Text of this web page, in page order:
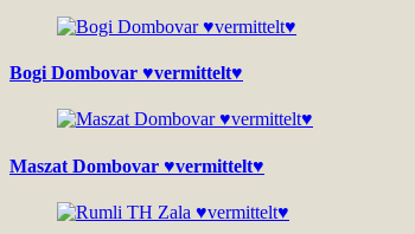
Bogi Dombovar ♥vermittelt♥
Maszat Dombovar ♥vermittelt♥